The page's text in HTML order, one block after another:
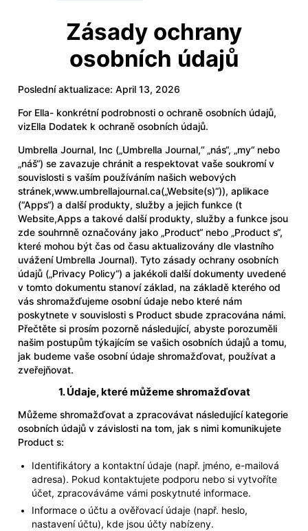
Zásady ochrany
osobních údajů
Poslední aktualizace: April 13, 2026
For Ella- konkrétní podrobnosti o ochraně osobních údajů,
vizElla Dodatek k ochraně osobních údajů.
Umbrella Journal, Inc („Umbrella Journal,“ „nás“, „my“ nebo
„náš“) se zavazuje chránit a respektovat vaše soukromí v
souvislosti s vaším používáním našich webových
stránek,www.umbrellajournal.ca(„Website(s)“)), aplikace
(“Apps“) a další produkty, služby a jejich funkce (t
Website,Apps a takové další produkty, služby a funkce jsou
zde souhrnně označovány jako „Product“ nebo „Product s“,
které mohou být čas od času aktualizovány dle vlastního
uvážení Umbrella Journal). Tyto zásady ochrany osobních
údajů („Privacy Policy“) a jakékoli další dokumenty uvedené
v tomto dokumentu stanoví základ, na základě kterého od
vás shromažďujeme osobní údaje nebo které nám
poskytnete v souvislosti s Product sbude zpracována námi.
Přečtěte si prosím pozorně následující, abyste porozuměli
našim postupům týkajícím se vašich osobních údajů a tomu,
jak budeme vaše osobní údaje shromažďovat, používat a
zveřejňovat.
1. Údaje, které můžeme shromažďovat
Můžeme shromažďovat a zpracovávat následující kategorie
osobních údajů v závislosti na tom, jak s nimi komunikujete
Product s:
Identifikátory a kontaktní údaje (např. jméno, e-mailová
adresa). Pokud kontaktujete podporu nebo si vytvoříte
účet, zpracováváme vámi poskytnuté informace.
Informace o účtu a ověřovací údaje (např. heslo,
nastavení účtu), kde jsou účty nabízeny.